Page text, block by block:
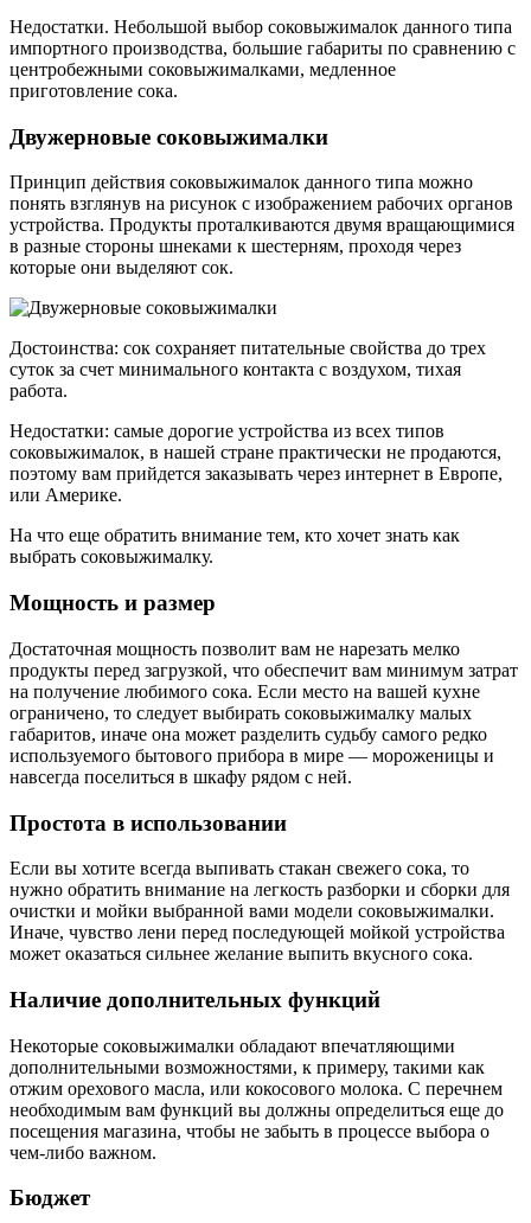
Недостатки. Небольшой выбор соковыжималок данного типа
импортного производства, большие габариты по сравнению с
центробежными соковыжималками, медленное
приготовление сока.
Двужерновые соковыжималки
Принцип действия соковыжималок данного типа можно
понять взглянув на рисунок с изображением рабочих органов
устройства. Продукты проталкиваются двумя вращающимися
в разные стороны шнеками к шестерням, проходя через
которые они выделяют сок.
Достоинства: сок сохраняет питательные свойства до трех
суток за счет минимального контакта с воздухом, тихая
работа.
Недостатки: самые дорогие устройства из всех типов
соковыжималок, в нашей стране практически не продаются,
поэтому вам прийдется заказывать через интернет в Европе,
или Америке.
На что еще обратить внимание тем, кто хочет знать как
выбрать соковыжималку.
Мощность и размер
Достаточная мощность позволит вам не нарезать мелко
продукты перед загрузкой, что обеспечит вам минимум затрат
на получение любимого сока. Если место на вашей кухне
ограничено, то следует выбирать соковыжималку малых
габаритов, иначе она может разделить судьбу самого редко
используемого бытового прибора в мире — мороженицы и
навсегда поселиться в шкафу рядом с ней.
Простота в использовании
Если вы хотите всегда выпивать стакан свежего сока, то
нужно обратить внимание на легкость разборки и сборки для
очистки и мойки выбранной вами модели соковыжималки.
Иначе, чувство лени перед последующей мойкой устройства
может оказаться сильнее желание выпить вкусного сока.
Наличие дополнительных функций
Некоторые соковыжималки обладают впечатляющими
дополнительными возможностями, к примеру, такими как
отжим орехового масла, или кокосового молока. С перечнем
необходимым вам функций вы должны определиться еще до
посещения магазина, чтобы не забыть в процессе выбора о
чем-либо важном.
Бюджет